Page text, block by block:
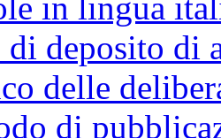
di deposito di
delle
di